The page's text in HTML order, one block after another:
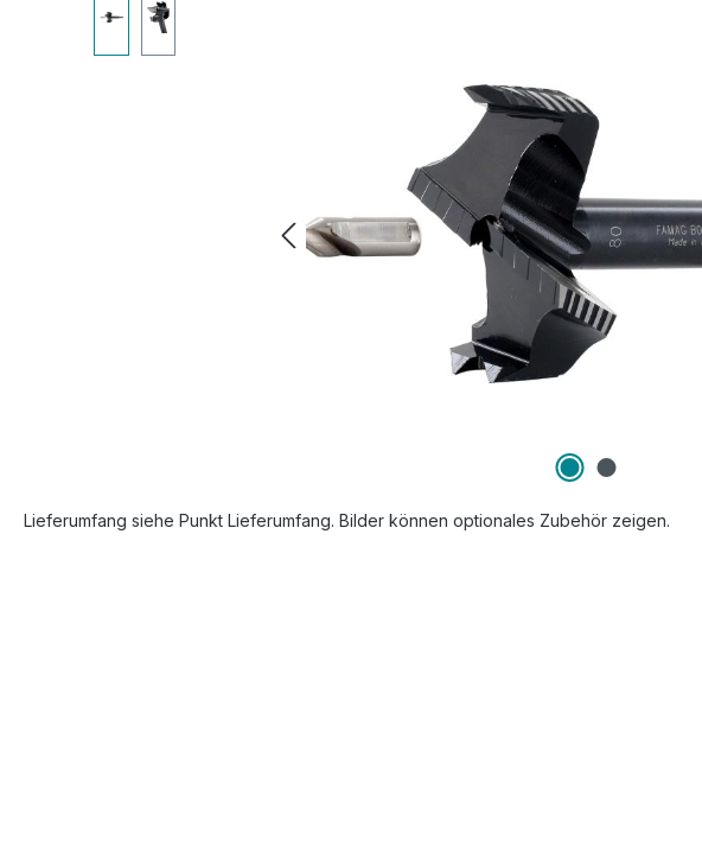
Lieferumfang siehe Punkt Lieferumfang. Bilder können optionales Zubehör zeigen.